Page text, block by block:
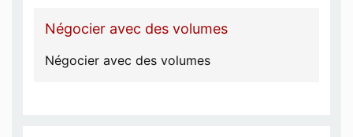
Négocier avec des volumes
Négocier avec des volumes